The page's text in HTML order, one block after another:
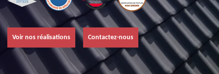
Voir nos réalisations Contactez-nous